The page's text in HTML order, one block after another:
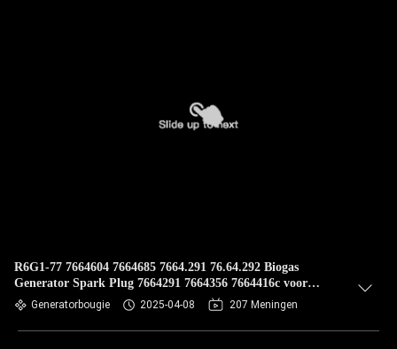
R6G1-77 7664604 7664685 7664.291 76.64.292 Biogas
Generator Spark Plug 7664291 7664356 7664416c voor
Guascor Motor
Generatorbougie 2025-04-08 207 Meningen